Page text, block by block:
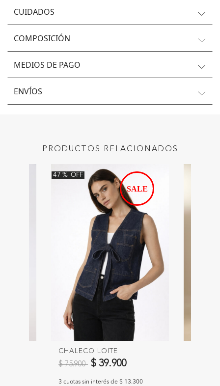
CUIDADOS
COMPOSICIÓN
MEDIOS DE PAGO
ENVÍOS
PRODUCTOS RELACIONADOS
47% OFF
CHALECO LOITE
Precio reducido de
$ 75.900 a$ 39.900
3 cuotas sin interés de $ 13.300